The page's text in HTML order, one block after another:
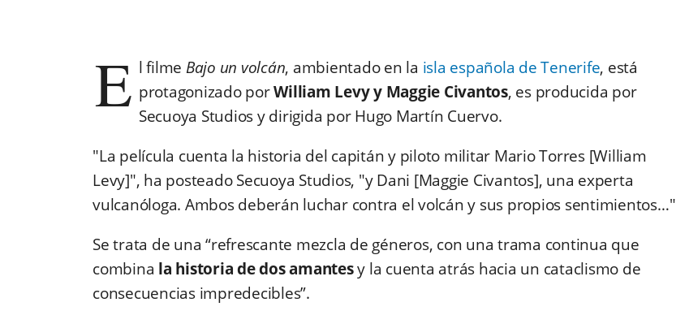
E l filme Bajo un volcán, ambientado en la isla española de Tenerife, está
protagonizado porWilliam Levy y Maggie Civantos, es producida por
Secuoya Studios y dirigida por Hugo Martín Cuervo.
"La película cuenta la historia del capitán y piloto militar Mario Torres [William
Levy]", ha posteado Secuoya Studios, "y Dani [Maggie Civantos], una experta
vulcanóloga. Ambos deberán luchar contra el volcán y sus propios sentimientos…"
Se trata de una “refrescante mezcla de géneros, con una trama continua que
combina la historia de dos amantesy la cuenta atrás hacia un cataclismo de
consecuencias impredecibles”.